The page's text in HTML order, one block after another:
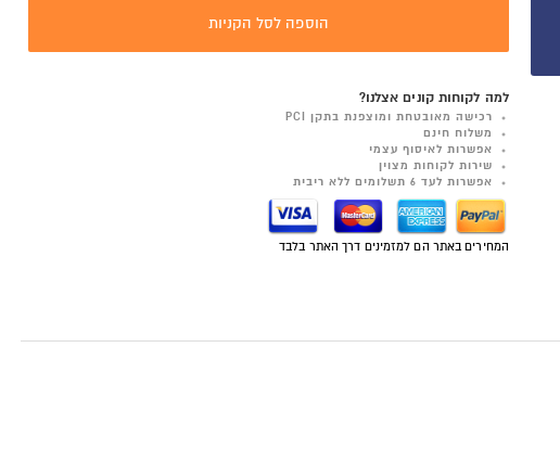
הוספה לסל הקניות
למה לקוחות קונים אצלנו?
רכישה מאובטחת ומוצפנת בתקן PCI
משלוח חינם
אפשרות לאיסוף עצמי
שירות לקוחות מצוין
אפשרות לעד 6 תשלומים ללא ריבית
המחירים באתר הם למזמינים דרך האתר בלבד